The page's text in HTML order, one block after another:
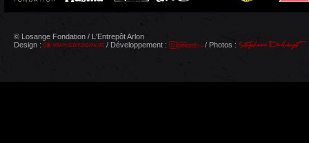
© Losange Fondation / L'Entrepôt Arlon
Design :
/ Développement : / Photos :